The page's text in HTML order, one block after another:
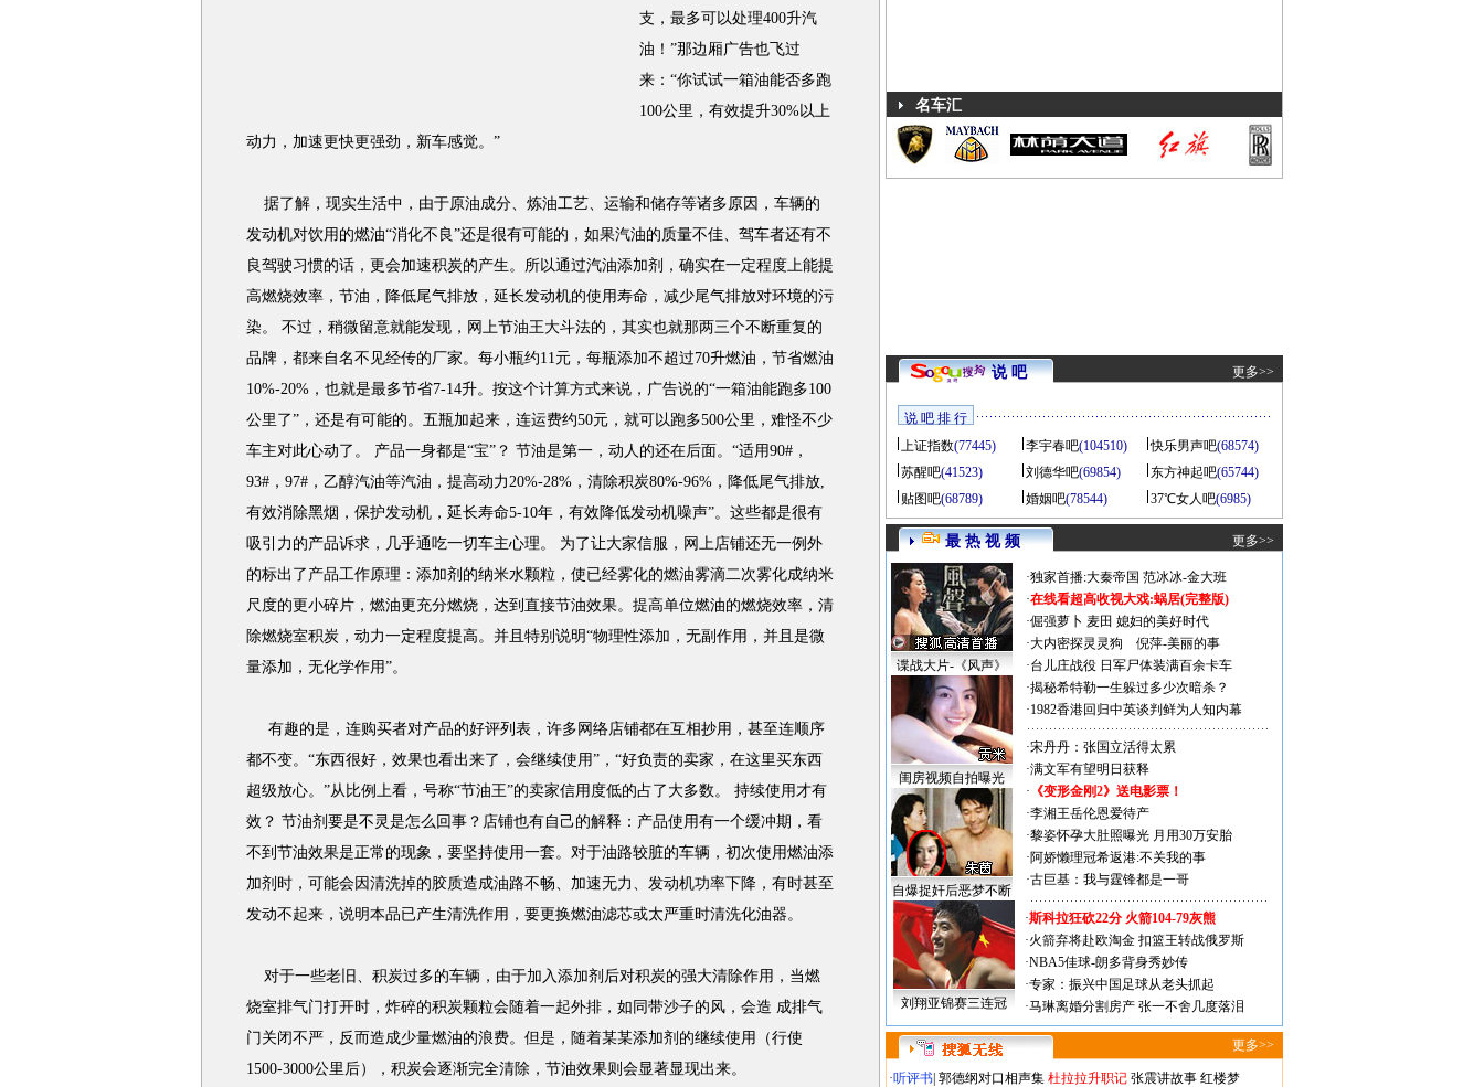
支，最多可以处理400升汽
油！”那边厢广告也飞过
来：“你试试一箱油能否多跑
100公里，有效提升30%以上
动力，加速更快更强劲，新车感觉。”
据了解，现实生活中，由于原油成分、炼油工艺、运输和储存等诸多原因，车辆的
发动机对饮用的燃油“消化不良”还是很有可能的，如果汽油的质量不佳、驾车者还有不
良驾驶习惯的话，更会加速积炭的产生。所以通过汽油添加剂，确实在一定程度上能提
高燃烧效率，节油，降低尾气排放，延长发动机的使用寿命，减少尾气排放对环境的污
染。 不过，稍微留意就能发现，网上节油王大斗法的，其实也就那两三个不断重复的
品牌，都来自名不见经传的厂家。每小瓶约11元，每瓶添加不超过70升燃油，节省燃油
10%-20%，也就是最多节省7-14升。按这个计算方式来说，广告说的“一箱油能跑多100
公里了”，还是有可能的。五瓶加起来，连运费约50元，就可以跑多500公里，难怪不少
车主对此心动了。 产品一身都是“宝”？ 节油是第一，动人的还在后面。“适用90#，
93#，97#，乙醇汽油等汽油，提高动力20%-28%，清除积炭80%-96%，降低尾气排放,
有效消除黑烟，保护发动机，延长寿命5-10年，有效降低发动机噪声”。这些都是很有
吸引力的产品诉求，几乎通吃一切车主心理。 为了让大家信服，网上店铺还无一例外
的标出了产品工作原理：添加剂的纳米水颗粒，使已经雾化的燃油雾滴二次雾化成纳米
尺度的更小碎片，燃油更充分燃烧，达到直接节油效果。提高单位燃油的燃烧效率，清
除燃烧室积炭，动力一定程度提高。并且特别说明“物理性添加，无副作用，并且是微
量添加，无化学作用”。
有趣的是，连购买者对产品的好评列表，许多网络店铺都在互相抄用，甚至连顺序
都不变。“东西很好，效果也看出来了，会继续使用”，“好负责的卖家，在这里买东西
超级放心。”从比例上看，号称“节油王”的卖家信用度低的占了大多数。 持续使用才有
效？ 节油剂要是不灵是怎么回事？店铺也有自己的解释：产品使用有一个缓冲期，看
不到节油效果是正常的现象，要坚持使用一套。对于油路较脏的车辆，初次使用燃油添
加剂时，可能会因清洗掉的胶质造成油路不畅、加速无力、发动机功率下降，有时甚至
发动不起来，说明本品已产生清洗作用，要更换燃油滤芯或太严重时清洗化油器。
对于一些老旧、积炭过多的车辆，由于加入添加剂后对积炭的强大清除作用，当燃
烧室排气门打开时，炸碎的积炭颗粒会随着一起外排，如同带沙子的风，会造 成排气
门关闭不严，反而造成少量燃油的浪费。但是，随着某某添加剂的继续使用（行使
1500-3000公里后），积炭会逐渐完全清除，节油效果则会显著显现出来。
名车汇
说 吧 更多>>
说 吧 排 行
上证指数(77445) 李宇春吧(104510) 快乐男声吧(68574)
苏醒吧(41523) 刘德华吧(69854) 东方神起吧(65744)
贴图吧(68789) 婚姻吧(78544) 37℃女人吧(6985)
最 热 视 频 更多>>
谍战大片-《风声》
闺房视频自拍曝光
自爆捉奸后恶梦不断
·独家首播:大秦帝国 范冰冰-金大班
·在线看超高收视大戏:蜗居(完整版)
·倔强萝卜 麦田 媳妇的美好时代
·大内密探灵灵狗
倪萍-美丽的事
·台儿庄战役 日军尸体装满百余卡车
·揭秘希特勒一生躲过多少次暗杀？
·1982香港回归中英谈判鲜为人知内幕
·宋丹丹：张国立活得太累
·满文军有望明日获释
· 《变形金刚2》送电影票！
·李湘王岳伦恩爱待产
·黎姿怀孕大肚照曝光 月用30万安胎
·阿娇懒理冠希返港:不关我的事
·古巨基：我与霆锋都是一哥
刘翔亚锦赛三连冠
·斯科拉狂砍22分 火箭104-79灰熊
·火箭弃将赴欧淘金 扣篮王转战俄罗斯
·NBA5佳球-朗多背身秀妙传
·专家：振兴中国足球从老头抓起
·马琳离婚分割房产 张一不舍几度落泪
更多>>
·听评书 郭德纲对口相声集 杜拉拉升职记 张震讲故事 红楼梦